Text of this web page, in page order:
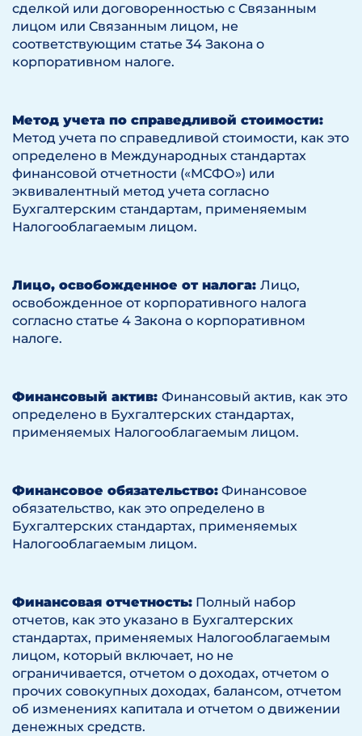
сделкой или договоренностью с Связанным
лицом или Связанным лицом, не
соответствующим статье 34 Закона о
корпоративном налоге.
Метод учета по справедливой стоимости:
Метод учета по справедливой стоимости, как это
определено в Международных стандартах
финансовой отчетности («МСФО») или
эквивалентный метод учета согласно
Бухгалтерским стандартам, применяемым
Налогооблагаемым лицом.
Лицо, освобожденное от налога: Лицо,
освобожденное от корпоративного налога
согласно статье 4 Закона о корпоративном
налоге.
Финансовый актив: Финансовый актив, как это
определено в Бухгалтерских стандартах,
применяемых Налогооблагаемым лицом.
Финансовое обязательство: Финансовое
обязательство, как это определено в
Бухгалтерских стандартах, применяемых
Налогооблагаемым лицом.
Финансовая отчетность: Полный набор
отчетов, как это указано в Бухгалтерских
стандартах, применяемых Налогооблагаемым
лицом, который включает, но не
ограничивается, отчетом о доходах, отчетом о
прочих совокупных доходах, балансом, отчетом
об изменениях капитала и отчетом о движении
денежных средств.